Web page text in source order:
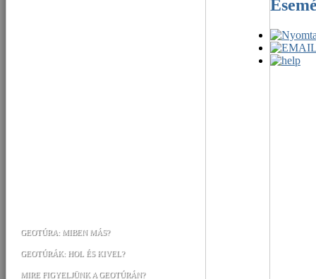
GEOTÚRA: MIBEN MÁS?
GEOTÚRÁK: HOL ÉS KIVEL?
MIRE FIGYELJÜNK A GEOTÚRÁN?